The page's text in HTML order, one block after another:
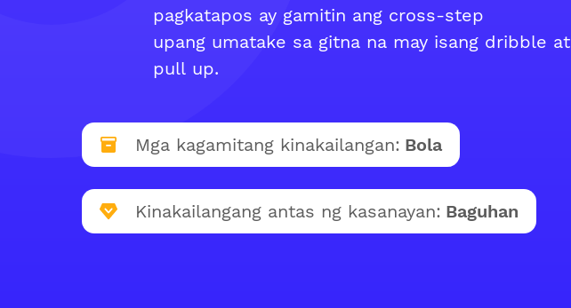
pagkatapos ay gamitin ang cross-step
upang umatake sa gitna na may isang dribble at
pull up.
Mga kagamitang kinakailangan: Bola
Kinakailangang antas ng kasanayan: Baguhan